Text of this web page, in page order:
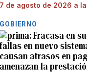
7 de agosto de 2026 a
GOBIERNO
Fracasa en
fallas en nuevo
causan atrasos en
amenazan la